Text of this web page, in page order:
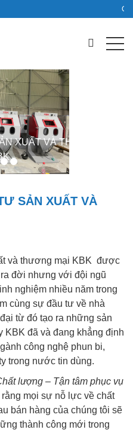
XUẤT VÀ THƯƠNG MẠI
XUẤT VÀ THƯƠNG MẠI
XUẤT VÀ THƯƠNG MẠI
XUẤT VÀ THƯƠNG MẠI
SẢN XUẤT VÀ
và thương mại KBK được
đời nhưng với đội ngũ
nghiệm nhiều năm trong
cùng sự đầu tư về nhà
từ đó tạo ra những sản
KBK đã và đang khẳng định
công nghệ phun bi,
trong nước tin dùng.
lượng – Tận tâm phục vụ
rằng mọi sự nỗ lực về chất
bán hàng của chúng tôi sẽ
thành công mới trong